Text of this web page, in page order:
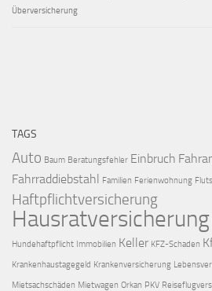
Überversicherung
TAGS
Auto Baum Beratungsfehler Einbruch
Fahrraddiebstahl Familien Ferienwohnung
Haftpflichtversicherung
Hausratversicherung
Hundehaftpflicht Immobilien Keller KFZ-Schaden
Krankenhaustagegeld Krankenversicherung
Mietsachschäden Mietwagen Orkan PKV